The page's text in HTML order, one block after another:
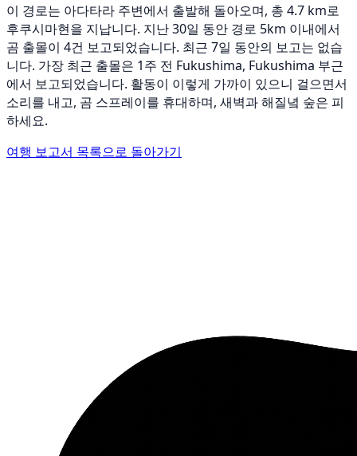
이 경로는 아다타라 주변에서 출발해 돌아오며, 총 4.7 km로
후쿠시마현을 지납니다. 지난 30일 동안 경로 5km 이내에서
곰 출몰이 4건 보고되었습니다. 최근 7일 동안의 보고는 없습
니다. 가장 최근 출몰은 1주 전 Fukushima, Fukushima 부근
에서 보고되었습니다. 활동이 이렇게 가까이 있으니 걸으면서
소리를 내고, 곰 스프레이를 휴대하며, 새벽과 해질녘 숲은 피
하세요.
여행 보고서 목록으로 돌아가기